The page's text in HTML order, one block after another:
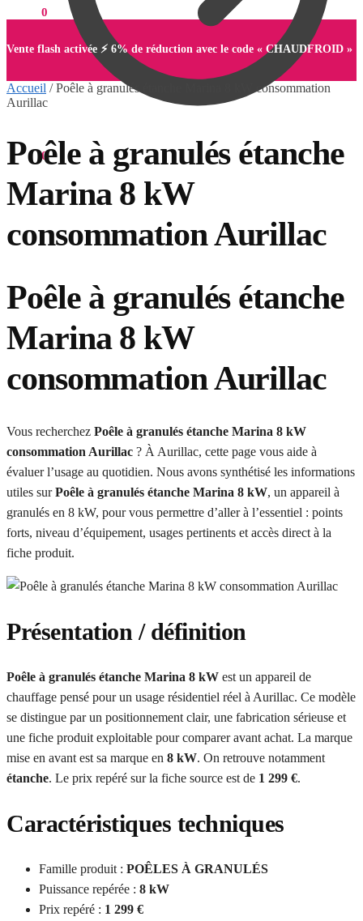
0,00€ 0
0
Vente flash activée ⚡ 6% de réduction avec le code « CHAUDFROID »
Accueil /Poêle à granulés étanche Marina 8 kW consommation
Aurillac
Poêle à granulés étanche
Marina 8 kW
consommation Aurillac
Poêle à granulés étanche
Marina 8 kW
consommation Aurillac
Vous recherchez Poêle à granulés étanche Marina 8 kW
consommation Aurillac ? À Aurillac, cette page vous aide à
évaluer l’usage au quotidien. Nous avons synthétisé les informations
utiles surPoêle à granulés étanche Marina 8 kW, un appareil à
granulés en 8 kW, pour vous permettre d’aller à l’essentiel : points
forts, niveau d’équipement, usages pertinents et accès direct à la
fiche produit.
Présentation / définition
Poêle à granulés étanche Marina 8 kW est un appareil de
chauffage pensé pour un usage résidentiel réel à Aurillac. Ce modèle
se distingue par un positionnement clair, une fabrication sérieuse et
une fiche produit exploitable pour comparer avant achat. La marque
mise en avant est sa marque en 8 kW. On retrouve notamment
étanche. Le prix repéré sur la fiche source est de 1 299 €.
Caractéristiques techniques
Famille produit : POÊLES À GRANULÉS
Puissance repérée : 8 kW
Prix repéré : 1 299 €